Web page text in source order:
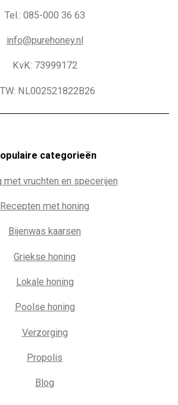
Tel.: 085-000 36 63
info@purehoney.nl
KvK: 73999172
NL002521822B26
categorieën
met vruchten en specerijen
Recepten met honing
Bijenwas kaarsen
Griekse honing
Lokale honing
Poolse honing
Verzorging
Propolis
Blog